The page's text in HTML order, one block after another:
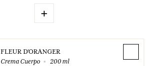
+
FLEUR D'ORANGER
Crema Cuerpo
200 ml